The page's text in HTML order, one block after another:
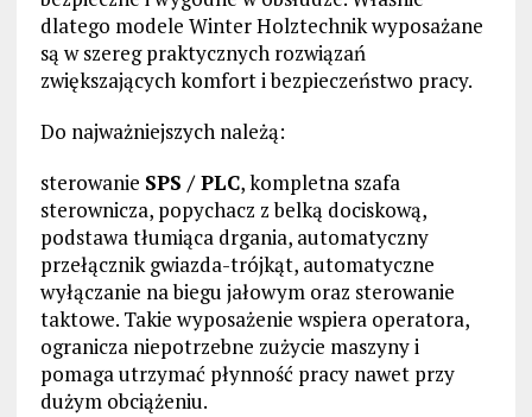
dlatego modele Winter Holztechnik wyposażane
są w szereg praktycznych rozwiązań
zwiększających komfort i bezpieczeństwo pracy.
Do najważniejszych należą:
sterowanie SPS / PLC, kompletna szafa
sterownicza, popychacz z belką dociskową,
podstawa tłumiąca drgania, automatyczny
przełącznik gwiazda-trójkąt, automatyczne
wyłączanie na biegu jałowym oraz sterowanie
taktowe. Takie wyposażenie wspiera operatora,
ogranicza niepotrzebne zużycie maszyny i
pomaga utrzymać płynność pracy nawet przy
dużym obciążeniu.